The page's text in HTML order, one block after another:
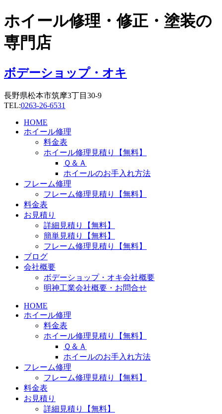
コ
ン
テ
ン
に
ス
ッ
プ
ホイール修理・修正・塗装の
専門店
ボデーショップ・オキ
長野県松本市筑摩3丁目30-9
TEL:0263-26-6531
HOME
ホイール修理
料金表
ホイール修理見積り【無料】
Ｑ＆Ａ
ホイールのお手入れ方法
フレーム修理
フレーム修理見積り【無料】
料金表
お見積り
詳細見積り【無料】
簡単見積り【無料】
フレーム修理見積り【無料】
ブログ
会社概要
ボデーショップ・オキ会社概要
明神工業会社概要・お問合せ
HOME
ホイール修理
料金表
ホイール修理見積り【無料】
Ｑ＆Ａ
ホイールのお手入れ方法
フレーム修理
フレーム修理見積り【無料】
料金表
お見積り
詳細見積り【無料】